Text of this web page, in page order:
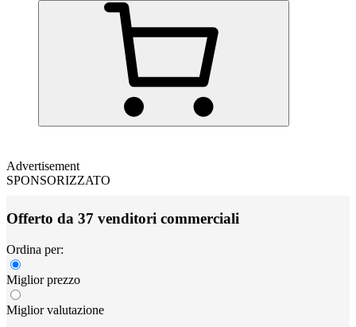
Advertisement
SPONSORIZZATO
Offerto da 37 venditori commerciali
Ordina per:
Miglior prezzo
Miglior valutazione